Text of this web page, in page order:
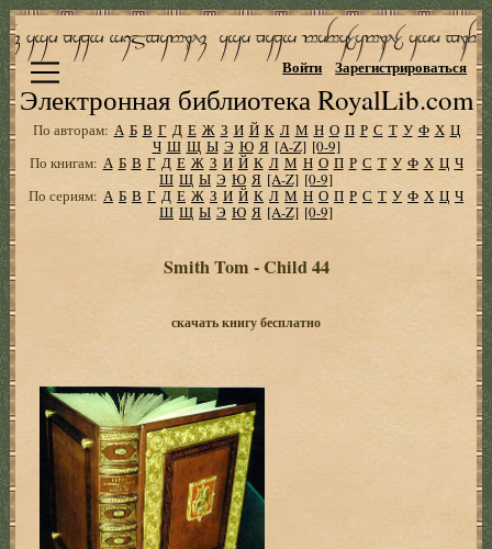
Электронная библиотека RoyalLib.com
Войти Зарегистрироваться
По авторам: А Б В Г Д Е Ж З И Й К Л М Н О П Р С Т У Ф Х Ц
Ч Ш Щ Ы Э Ю Я [A-Z] [0-9]
По книгам: А Б В Г Д Е Ж З И Й К Л М Н О П Р С Т У Ф Х Ц Ч
Ш Щ Ы Э Ю Я [A-Z] [0-9]
По сериям: А Б В Г Д Е Ж З И Й К Л М Н О П Р С Т У Ф Х Ц Ч
Ш Щ Ы Э Ю Я [A-Z] [0-9]
Smith Tom - Child 44
скачать книгу бесплатно